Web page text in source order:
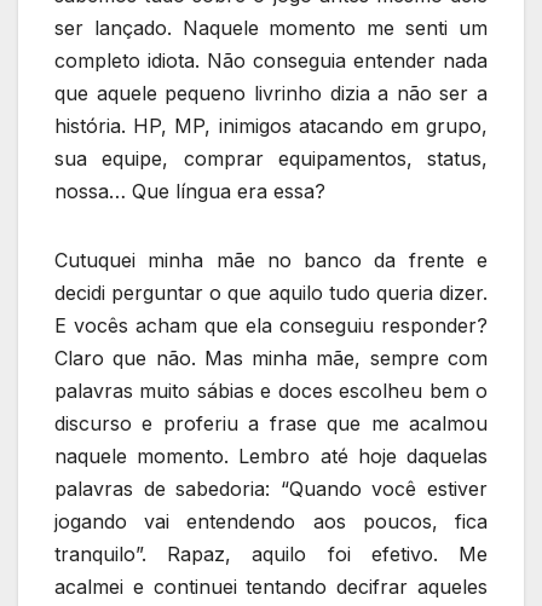
ser lançado. Naquele momento me senti um
completo idiota. Não conseguia entender nada
que aquele pequeno livrinho dizia a não ser a
história. HP, MP, inimigos atacando em grupo,
sua equipe, comprar equipamentos, status,
nossa… Que língua era essa?
Cutuquei minha mãe no banco da frente e
decidi perguntar o que aquilo tudo queria dizer.
E vocês acham que ela conseguiu responder?
Claro que não. Mas minha mãe, sempre com
palavras muito sábias e doces escolheu bem o
discurso e proferiu a frase que me acalmou
naquele momento. Lembro até hoje daquelas
palavras de sabedoria: “Quando você estiver
jogando vai entendendo aos poucos, fica
tranquilo”. Rapaz, aquilo foi efetivo. Me
acalmei e continuei tentando decifrar aqueles